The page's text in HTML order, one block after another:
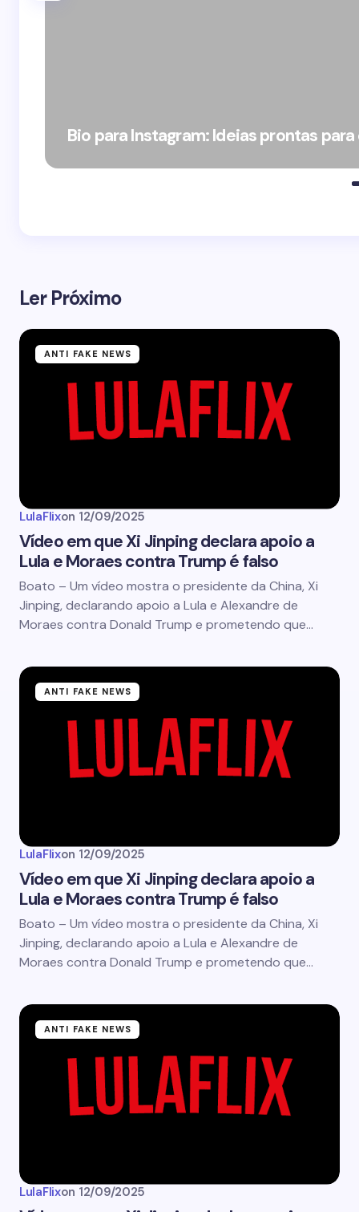
Bio para Instagram: Ideias prontas
Ler Próximo
ANTI FAKE NEWS
LulaFlixon 12/09/2025
Vídeo em que Xi Jinping declara apoio a
Lula e Moraes contra Trump é falso
Boato – Um vídeo mostra o presidente da China, Xi
Jinping, declarando apoio a Lula e Alexandre de
Moraes contra Donald Trump e prometendo que…
ANTI FAKE NEWS
LulaFlixon 12/09/2025
Vídeo em que Xi Jinping declara apoio a
Lula e Moraes contra Trump é falso
Boato – Um vídeo mostra o presidente da China, Xi
Jinping, declarando apoio a Lula e Alexandre de
Moraes contra Donald Trump e prometendo que…
ANTI FAKE NEWS
LulaFlixon 12/09/2025